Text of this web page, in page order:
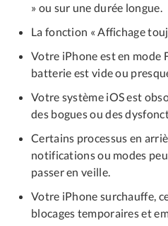
» ou sur une durée longue.
La fonction « Affichage
Votre iPhone est en mode
batterie est vide ou
Votre système iOS est
des bogues ou des
Certains processus en
notifications ou modes
passer en veille.
Votre iPhone surchauffe,
blocages temporaires et